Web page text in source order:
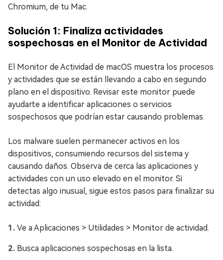
Chromium, de tu Mac.
Solución 1: Finaliza actividades
sospechosas en el Monitor de Actividad
El Monitor de Actividad de macOS muestra los procesos
y actividades que se están llevando a cabo en segundo
plano en el dispositivo. Revisar este monitor puede
ayudarte a identificar aplicaciones o servicios
sospechosos que podrían estar causando problemas.
Los malware suelen permanecer activos en los
dispositivos, consumiendo recursos del sistema y
causando daños. Observa de cerca las aplicaciones y
actividades con un uso elevado en el monitor. Si
detectas algo inusual, sigue estos pasos para finalizar su
actividad:
Ve a Aplicaciones > Utilidades > Monitor de actividad.
Busca aplicaciones sospechosas en la lista.